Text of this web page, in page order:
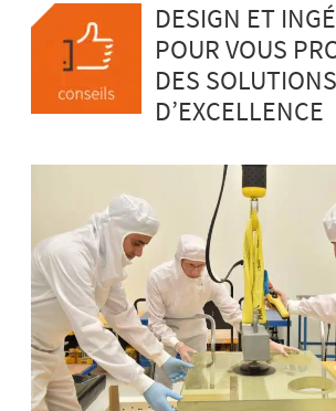
DESIGN ET
POUR VOUS
DES SOLUTIONS
D’EXCELLENCE